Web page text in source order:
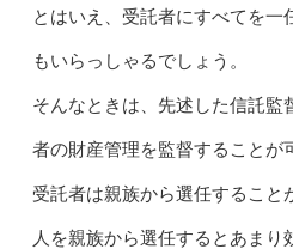
とはいえ、受託者にすべてを一
もいらっしゃるでしょう。
そんなときは、先述した信託監
者の財産管理を監督することが
受託者は親族から選任すること
人を親族から選任するとあまり